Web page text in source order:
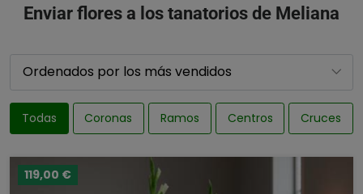
Enviar flores a los tanatorios de Meliana
Todas Coronas Ramos Centros Cruces
119,00 €